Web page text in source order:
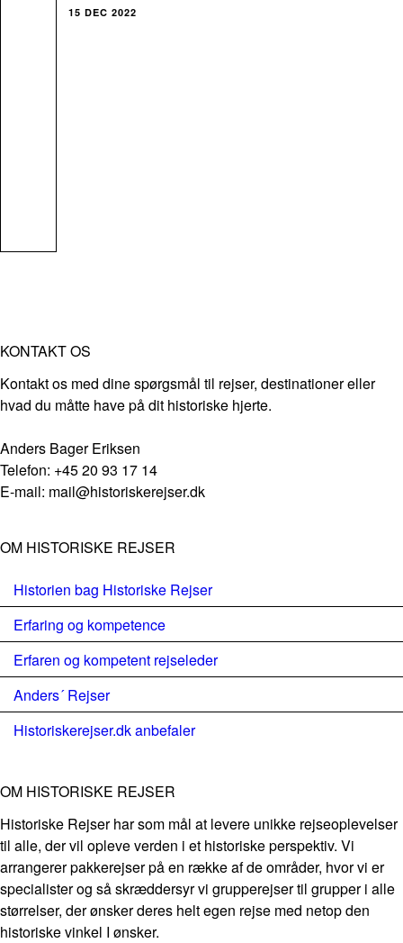
15 DEC 2022
KONTAKT OS
Kontakt os med dine spørgsmål til rejser, destinationer eller
hvad du måtte have på dit historiske hjerte.
Anders Bager Eriksen
Telefon: +45 20 93 17 14
E-mail: mail@historiskerejser.dk
OM HISTORISKE REJSER
Historien bag Historiske Rejser
Erfaring og kompetence
Erfaren og kompetent rejseleder
Anders´ Rejser
Historiskerejser.dk anbefaler
OM HISTORISKE REJSER
Historiske Rejser har som mål at levere unikke rejseoplevelser
til alle, der vil opleve verden i et historiske perspektiv. Vi
arrangerer pakkerejser på en række af de områder, hvor vi er
specialister og så skræddersyr vi grupperejser til grupper i alle
størrelser, der ønsker deres helt egen rejse med netop den
historiske vinkel I ønsker.